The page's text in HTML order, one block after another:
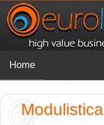
Home
Modulistica